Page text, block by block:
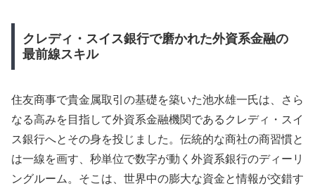
クレディ・スイス銀行で磨かれた外資系金融の
最前線スキル
住友商事で貴金属取引の基礎を築いた池水雄一氏は、さら
なる高みを目指して外資系金融機関であるクレディ・スイ
ス銀行へとその身を投じました。伝統的な商社の商習慣と
は一線を画す、秒単位で数字が動く外資系銀行のディーリ
ングルーム。そこは、世界中の膨大な資金と情報が交錯す